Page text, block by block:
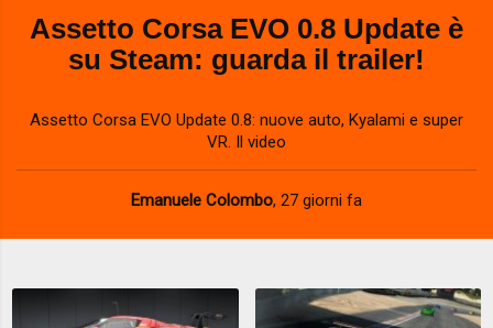
Assetto Corsa EVO 0.8 Update è
su Steam: guarda il trailer!
Assetto Corsa EVO Update 0.8: nuove auto, Kyalami e super
VR. Il video
Emanuele Colombo, 27 giorni fa